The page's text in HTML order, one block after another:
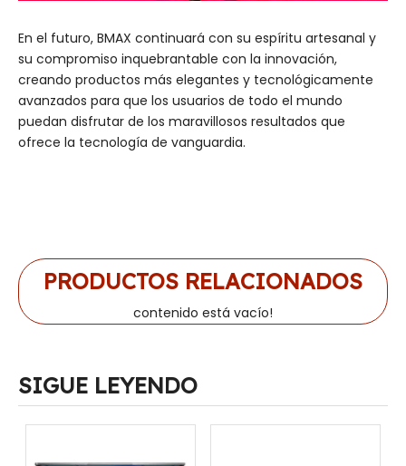
En el futuro, BMAX continuará con su espíritu artesanal y
su compromiso inquebrantable con la innovación,
creando productos más elegantes y tecnológicamente
avanzados para que los usuarios de todo el mundo
puedan disfrutar de los maravillosos resultados que
ofrece la tecnología de vanguardia.
PRODUCTOS RELACIONADOS
contenido está vacío!
SIGUE LEYENDO